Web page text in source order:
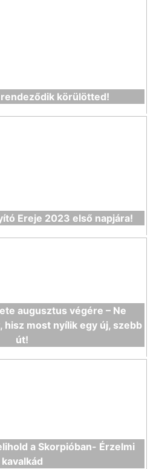
körülötted!
Ereje 2023 első napjára!
augusztus végére – Ne
hisz most nyílik egy új, szebb
út!
a Skorpióban- Érzelmi
kavalkád